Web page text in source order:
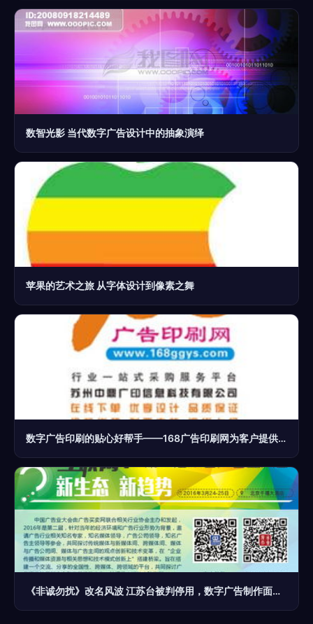
数智光影 当代数字广告设计中的抽象演绎
苹果的艺术之旅 从字体设计到像素之舞
数字广告印刷的贴心好帮手——168广告印刷网为客户提供全方位定制服务
《非诚勿扰》改名风波 江苏台被判停用，数字广告制作面临新挑战